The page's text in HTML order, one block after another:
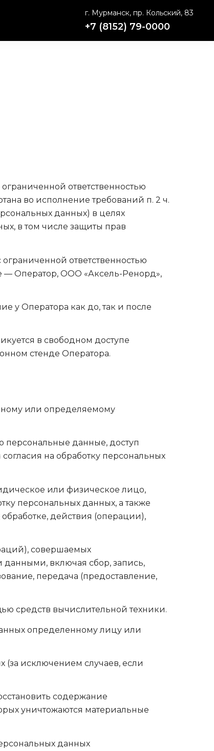
г. Мурманск, пр. Кольский, 83
+7 (8152) 79-0000
ответственностью
во исполнение требований п. 2 ч.
данных) в целях
в том числе защиты прав
ответственностью
— Оператор, ООО «Аксель-Ренорд»,
у Оператора как до, так и после
в свободном доступе
стенде Оператора.
или определяемому
персональные данные, доступ
на обработку персональных
или физическое лицо,
персональных данных, а также
действия (операции),
совершаемых
данными, включая сбор, запись,
передача (предоставление,
средств вычислительной техники.
определенному лицу или
исключением случаев, если
содержание
уничтожаются материальные
данных